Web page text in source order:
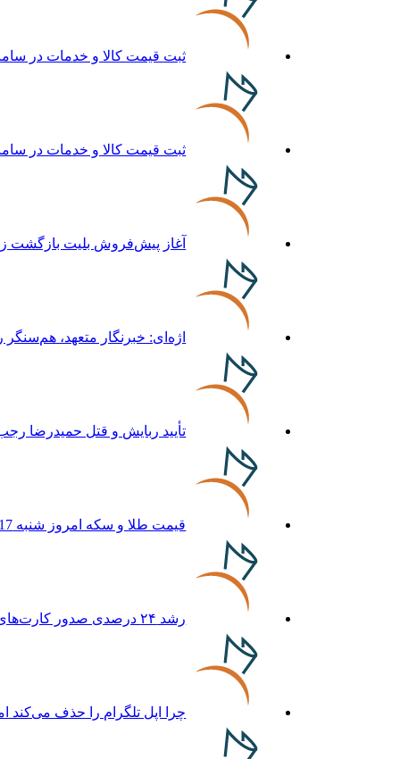
ثبت قیمت کالا و خدمات در سامانه 124
ثبت قیمت کالا و خدمات در سامانه 124
آغاز پیش‌فروش بلیت بازگشت
اژه‌ای: خبرنگار متعهد،
تأیید ربایش و قتل حمیدرضا
قیمت طلا و سکه امروز شنبه 17مرداد/ افزایش همه قیمت ها + جدول و جزئیات
رشد ۲۴ درصدی صدور کارت‌های بازرگانی در گرگان
چرا اپل تلگرام را حذف می‌کند